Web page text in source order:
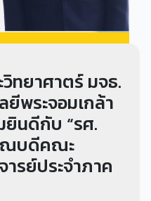
ทยาศาตร์ มจธ.
ยีพระจอมเกล้า
นดีกับ “รศ.
ณบดีคณะ
รย์ประจำภาค